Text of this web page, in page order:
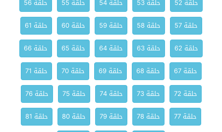
حلقة 52
حلقة 53 حلقة 54 حلقة 55
حلقة 56
حلقة 57
حلقة 58 حلقة 59 حلقة 60
حلقة 61
حلقة 62
حلقة 63 حلقة 64 حلقة 65
حلقة 66
حلقة 67
حلقة 68 حلقة 69 حلقة 70
حلقة 71
حلقة 72
حلقة 73 حلقة 74 حلقة 75
حلقة 76
حلقة 77
حلقة 78 حلقة 79 حلقة 80
حلقة 81